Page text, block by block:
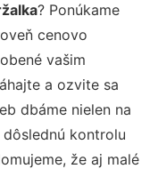
? Ponúkame
cenovo
vašim
a ozvite sa
dbáme nielen na
kontrolu
že aj malé